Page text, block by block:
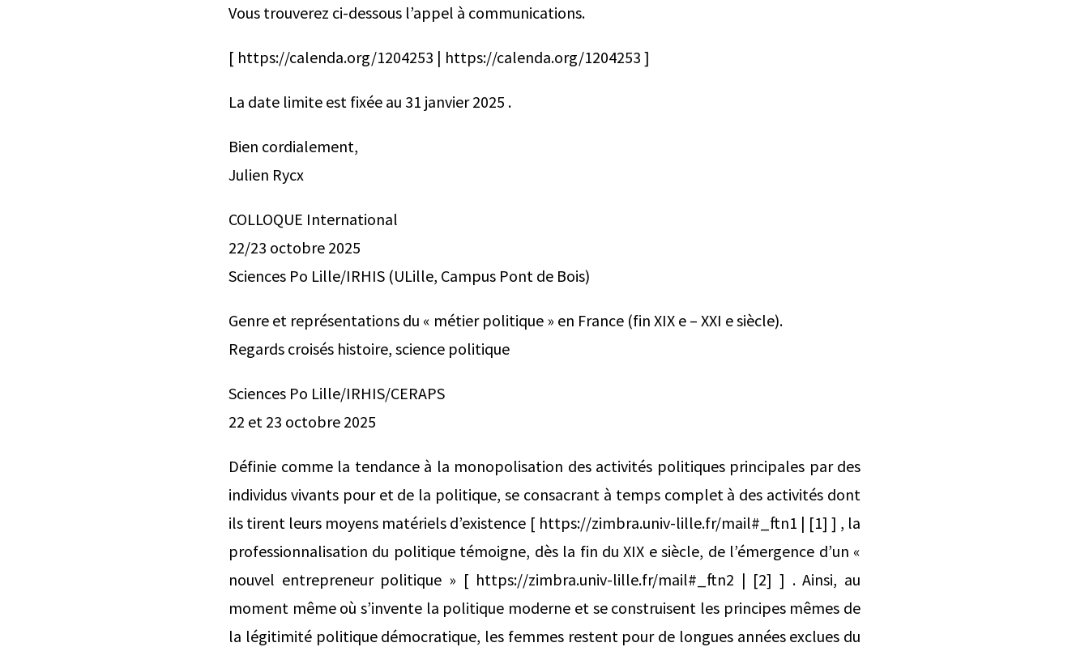
Vous trouverez ci-dessous l’appel à communications.
[ https://calenda.org/1204253 | https://calenda.org/1204253 ]
La date limite est fixée au 31 janvier 2025 .
Bien cordialement,
Julien Rycx
COLLOQUE International
22/23 octobre 2025
Sciences Po Lille/IRHIS (ULille, Campus Pont de Bois)
Genre et représentations du « métier politique » en France (fin XIX e – XXI e siècle).
Regards croisés histoire, science politique
Sciences Po Lille/IRHIS/CERAPS
22 et 23 octobre 2025
Définie comme la tendance à la monopolisation des activités politiques principales par des
individus vivants pour et de la politique, se consacrant à temps complet à des activités dont
ils tirent leurs moyens matériels d’existence [ https://zimbra.univ-lille.fr/mail#_ftn1 | [1] ] , la
professionnalisation du politique témoigne, dès la fin du XIX e siècle, de l’émergence d’un «
nouvel entrepreneur politique » [ https://zimbra.univ-lille.fr/mail#_ftn2 | [2] ] . Ainsi, au
moment même où s’invente la politique moderne et se construisent les principes mêmes de
la légitimité politique démocratique, les femmes restent pour de longues années exclues du